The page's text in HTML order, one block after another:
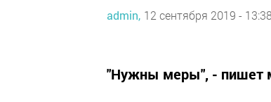
admin, 12 сентября 2019 - 13:38
"Нужны меры", - пишет